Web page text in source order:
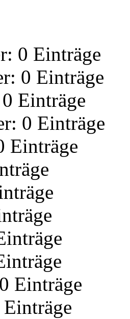
0 Einträge
0 Einträge
0 Einträge
0 Einträge
Einträge
0 Einträge
Einträge